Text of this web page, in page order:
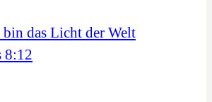
auf.
bin das Licht der Welt
8:12